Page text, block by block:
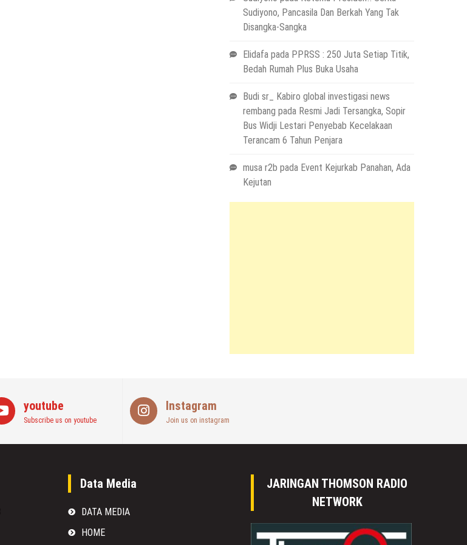
Sudiyono, Pancasila Dan Berkah Yang Tak
Disangka-Sangka
Elidafa pada PPRSS : 250 Juta Setiap Titik,
Bedah Rumah Plus Buka Usaha
Budi sr_ Kabiro global investigasi news
rembang pada Resmi Jadi Tersangka, Sopir
Bus Widji Lestari Penyebab Kecelakaan
Terancam 6 Tahun Penjara
musa r2b pada Event Kejurkab Panahan, Ada
Kejutan
youtube
Subscribe us on youtube
Instagram
Join us on instagram
Data Media
DATA MEDIA
HOME
JARINGAN THOMSON RADIO
NETWORK